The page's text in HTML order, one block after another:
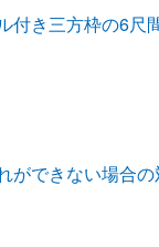
き三方枠の6尺間
ができない場合